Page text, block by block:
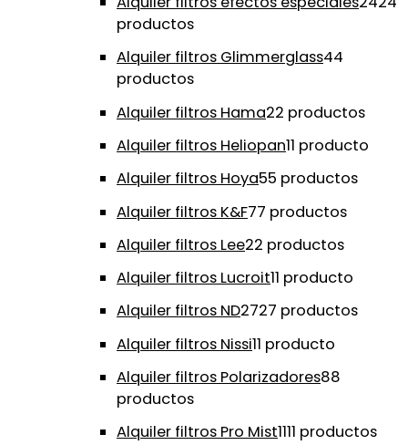
productos
Alquiler filtros Glimmerglass44
productos
Alquiler filtros Hama22 productos
Alquiler filtros Heliopan11 producto
Alquiler filtros Hoya55 productos
Alquiler filtros K&F77 productos
Alquiler filtros Lee22 productos
Alquiler filtros Lucroit11 producto
Alquiler filtros ND2727 productos
Alquiler filtros Nissi11 producto
Alquiler filtros Polarizadores88
productos
Alquiler filtros Pro Mist1111 productos